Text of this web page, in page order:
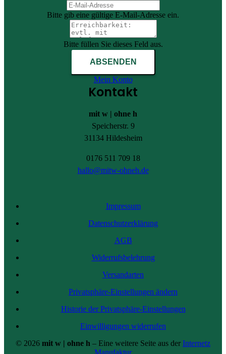
Bitte gib eine gültige E-Mail-Adresse ein.
Bitte füllen Sie dieses Feld aus.
ABSENDEN
Mein Konto
Kontakt
mit w | ohne h
Speicherstr. 9
31134 Hildesheim
0176 511 709 18
hallo@mitw-ohneh.de
Impressum
Datenschutzerklärung
AGB
Widerrufsbelehrung
Versandarten
Privatsphäre-Einstellungen ändern
Historie der Privatsphäre-Einstellungen
Einwilligungen widerrufen
© 2026 mit w | ohne h – Eine weitere Seite aus der Internetz
Manufaktur